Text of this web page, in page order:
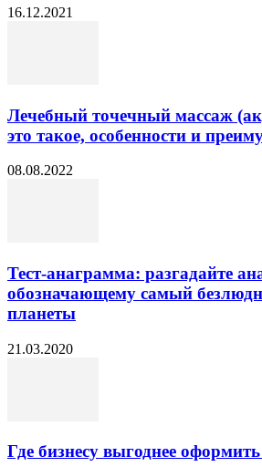
16.12.2021
Лечебный точечный массаж
это такое, особенности и
08.08.2022
Тест-анаграмма: разгадайте
обозначающему самый
планеты
21.03.2020
Где бизнесу выгоднее